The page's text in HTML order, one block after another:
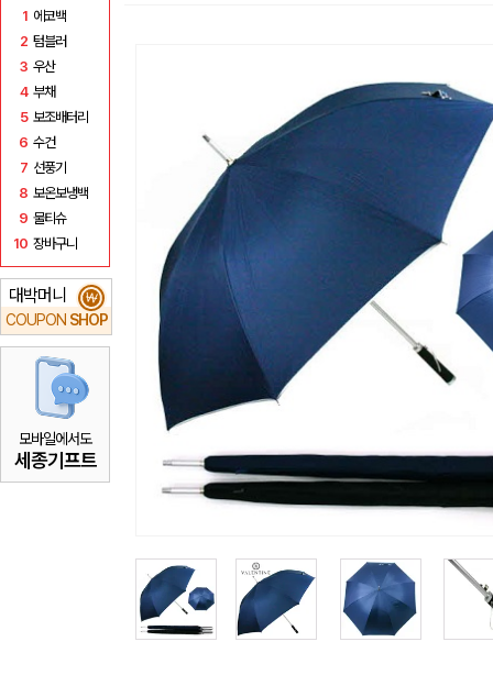
1 에코백
2 텀블러
3 우산
4 부채
5 보조배터리
6 수건
7 선풍기
8 보온보냉백
9 물티슈
10 장바구니
대박머니
COUPON SHOP
₩
모바일에서도
세종기프트